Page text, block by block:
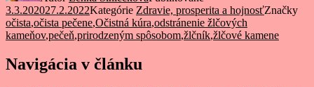
3.3.202027.2.2022Kategórie Zdravie, prosperita a hojnosťZnačky
očista,očista pečene,Očistná kúra,odstránenie žlčových
kameňov,pečeň,prirodzeným spôsobom,žlčník,žlčové kamene
Navigácia v článku